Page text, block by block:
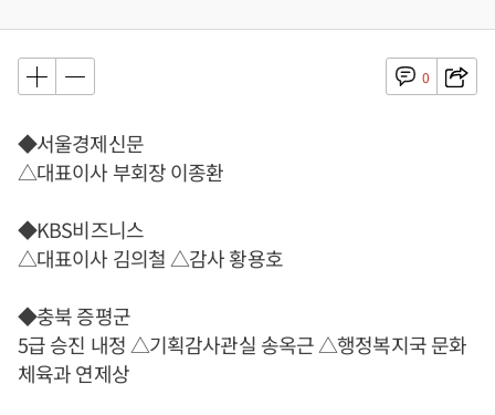
0
◆서울경제신문
△대표이사 부회장 이종환
◆KBS비즈니스
△대표이사 김의철 △감사 황용호
◆충북 증평군
5급 승진 내정 △기획감사관실 송옥근 △행정복지국 문화
체육과 연제상